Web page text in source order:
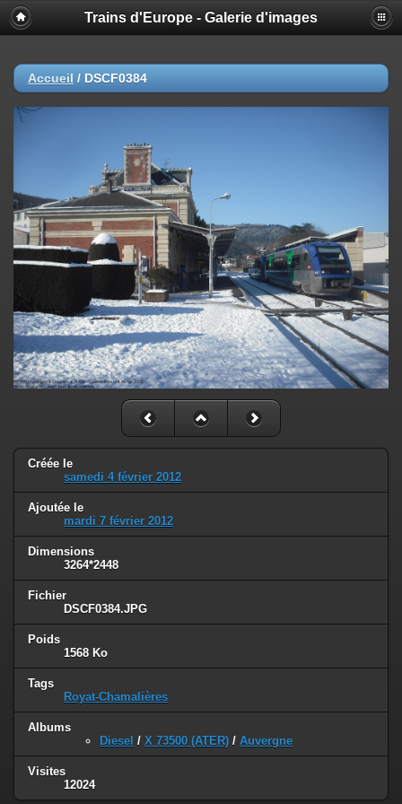
Trains d'Europe - Galerie d'images
Accueil / DSCF0384
Créée le
samedi 4 février 2012
Ajoutée le
mardi 7 février 2012
Dimensions
3264*2448
Fichier
DSCF0384.JPG
Poids
1568 Ko
Tags
Royat-Chamalières
Albums
Diesel / X 73500 (ATER) / Auvergne
Visites
12024